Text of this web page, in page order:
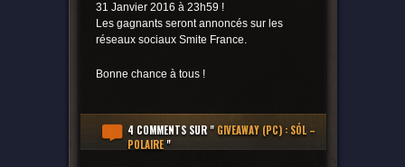
31 Janvier 2016 à 23h59 !
Les gagnants seront annoncés sur les
réseaux sociaux Smite France.
Bonne chance à tous !
4 COMMENTS SUR " GIVEAWAY (PC) : SÓL –
POLAIRE"